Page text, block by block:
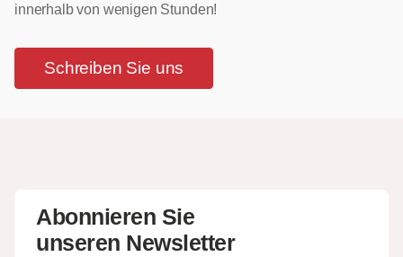
innerhalb von wenigen Stunden!
Schreiben Sie uns
Abonnieren Sie
unseren Newsletter